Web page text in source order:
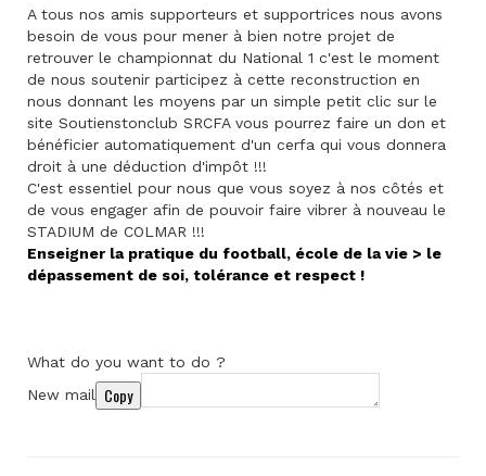
A tous nos amis supporteurs et supportrices nous avons
besoin de vous pour mener à bien notre projet de
retrouver le championnat du National 1 c'est le moment
de nous soutenir participez à cette reconstruction en
nous donnant les moyens par un simple petit clic sur le
site Soutienstonclub SRCFA vous pourrez faire un don et
bénéficier automatiquement d'un cerfa qui vous donnera
droit à une déduction d'impôt !!!
C'est essentiel pour nous que vous soyez à nos côtés et
de vous engager afin de pouvoir faire vibrer à nouveau le
STADIUM de COLMAR !!!
Enseigner la pratique du football, école de la vie > le
dépassement de soi, tolérance et respect !
What do you want to do ?
New mail
Copy